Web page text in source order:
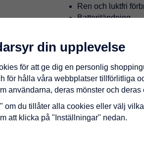
Ren och luktfri
Batteritändning
Flamman har en
Kaminens
Blue Belle Chic
Regulatorset säljs
din upplevelse
för att ge dig en personlig
för hålla våra webbplatser tillförlitliga
användarna, deras mönster och deras
om du tillåter alla cookies eller välj
att klicka på "Inställningar" nedan.